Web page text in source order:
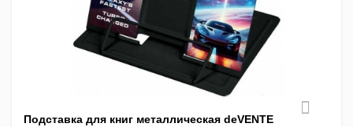
Подставка для книг металлическая deVENTE